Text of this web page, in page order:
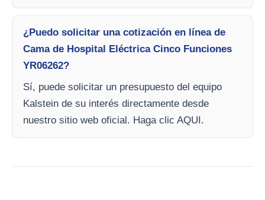
¿Puedo solicitar una cotización en línea de
Cama de Hospital Eléctrica Cinco Funciones
YR06262?
Sí, puede solicitar un presupuesto del equipo
Kalstein de su interés directamente desde
nuestro sitio web oficial. Haga clic AQUI.